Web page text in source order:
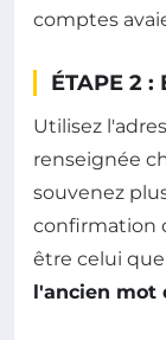
comptes
ÉTAPE 2 :
Utilisez
renseignée
souvenez
confirmation
être celui
l'ancien mot